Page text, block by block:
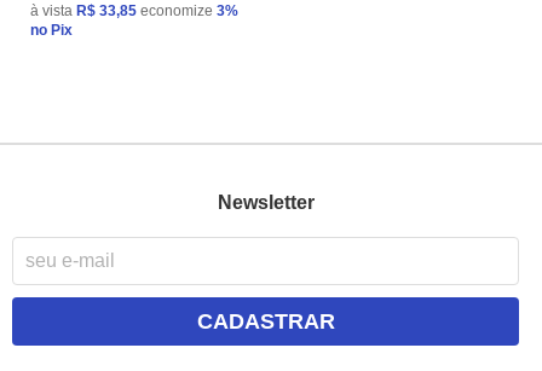
à vista R$ 33,85 economize 3%
no Pix
Newsletter
CADASTRAR